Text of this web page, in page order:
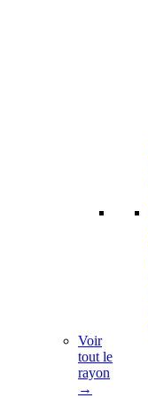
Voir
tout le
rayon
→